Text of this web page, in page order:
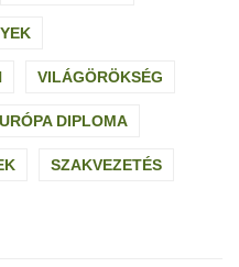
VILÁGÖRÖKSÉG
DIPLOMA
SZAKVEZETÉS